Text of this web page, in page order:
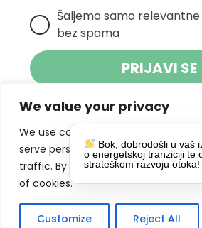
We value your privacy
We use cookies to enhance your
serve personalized ads or content,
traffic. By clicking "Accept All", you
of cookies.
Customize Reject All
Šaljemo samo
bez spama
PRIJAVI SE
Klikom na gumb dajete
primanje novosti Pokreta
slažete spolitikom
DRUŠTVENE
Bok, dobrodošli u vaš
o energetskoj tranziciji te
strateškom razvoju otoka!